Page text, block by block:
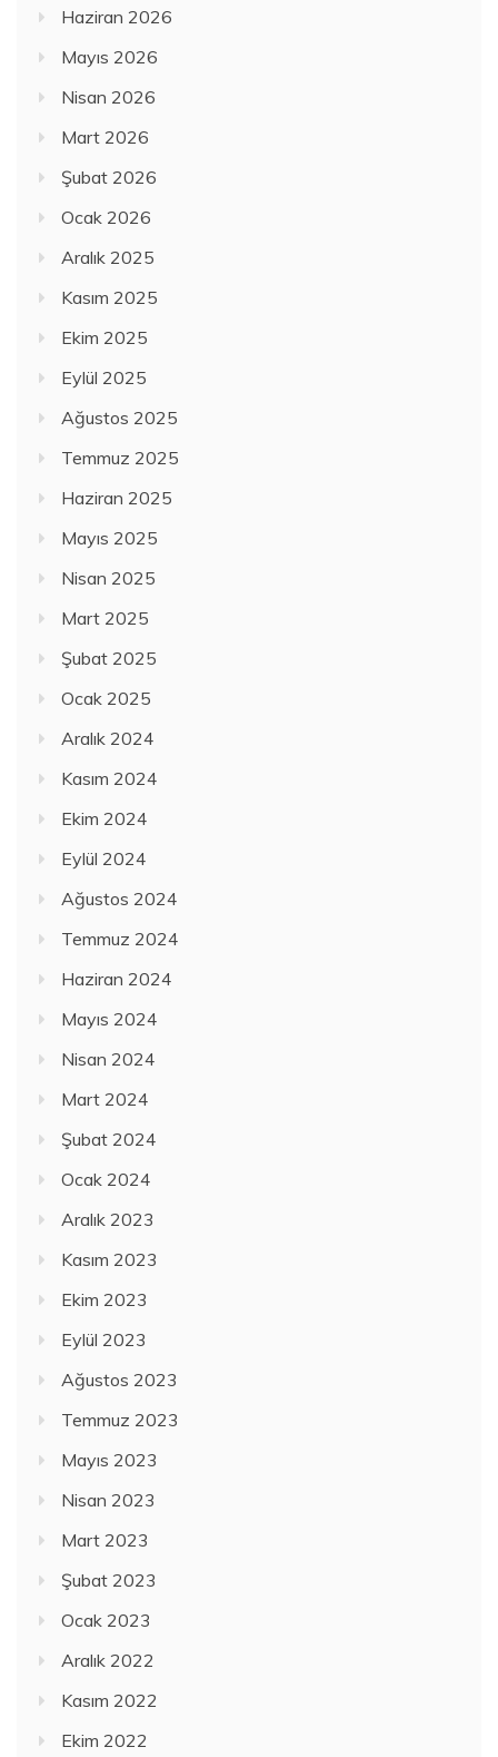
Haziran 2026
Mayıs 2026
Nisan 2026
Mart 2026
Şubat 2026
Ocak 2026
Aralık 2025
Kasım 2025
Ekim 2025
Eylül 2025
Ağustos 2025
Temmuz 2025
Haziran 2025
Mayıs 2025
Nisan 2025
Mart 2025
Şubat 2025
Ocak 2025
Aralık 2024
Kasım 2024
Ekim 2024
Eylül 2024
Ağustos 2024
Temmuz 2024
Haziran 2024
Mayıs 2024
Nisan 2024
Mart 2024
Şubat 2024
Ocak 2024
Aralık 2023
Kasım 2023
Ekim 2023
Eylül 2023
Ağustos 2023
Temmuz 2023
Mayıs 2023
Nisan 2023
Mart 2023
Şubat 2023
Ocak 2023
Aralık 2022
Kasım 2022
Ekim 2022